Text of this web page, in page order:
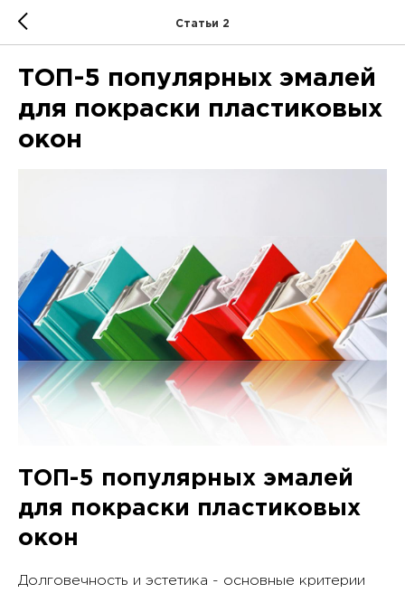
Статьи 2
ТОП-5 популярных эмалей
для покраски пластиковых
окон
ТОП-5 популярных эмалей
для покраски пластиковых
окон
Долговечность и эстетика - основные критерии